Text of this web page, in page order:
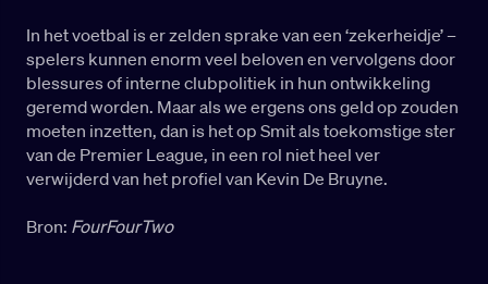
In het voetbal is er zelden sprake van een ‘zekerheidje’ –
spelers kunnen enorm veel beloven en vervolgens door
blessures of interne clubpolitiek in hun ontwikkeling
geremd worden. Maar als we ergens ons geld op zouden
moeten inzetten, dan is het op Smit als toekomstige ster
van de Premier League, in een rol niet heel ver
verwijderd van het profiel van Kevin De Bruyne.
Bron: FourFourTwo